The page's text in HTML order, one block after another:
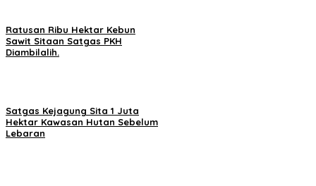
Ratusan Ribu Hektar Kebun
Sawit Sitaan Satgas PKH
Diambilalih.
Satgas Kejagung Sita 1 Juta
Hektar Kawasan Hutan Sebelum
Lebaran